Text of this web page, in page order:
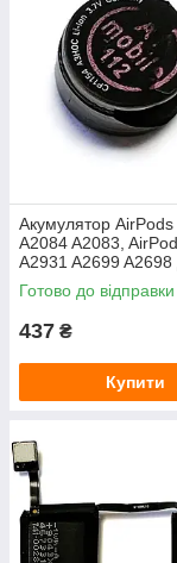
Акумулятор
A2084 A2083,
A2931 A2699 A2698
навушників (правий)
Готово до відправки
437 ₴
Купити